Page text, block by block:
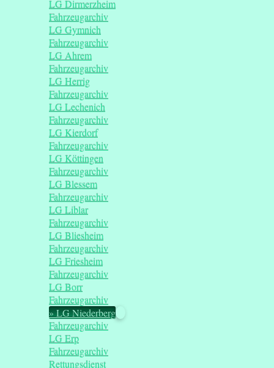
LG Dirmerzheim
Fahrzeugarchiv
LG Gymnich
Fahrzeugarchiv
LG Ahrem
Fahrzeugarchiv
LG Herrig
Fahrzeugarchiv
LG Lechenich
Fahrzeugarchiv
LG Kierdorf
Fahrzeugarchiv
LG Köttingen
Fahrzeugarchiv
LG Blessem
Fahrzeugarchiv
LG Liblar
Fahrzeugarchiv
LG Bliesheim
Fahrzeugarchiv
LG Friesheim
Fahrzeugarchiv
LG Borr
Fahrzeugarchiv
LG Niederberg
Fahrzeugarchiv
LG Erp
Fahrzeugarchiv
Rettungsdienst